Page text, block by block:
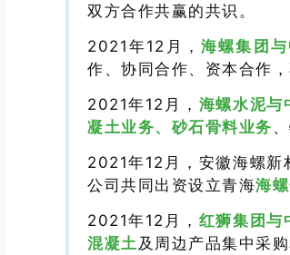
双方合作共赢的共识。
2021年12月， 海螺集团
作、协同合作、资本合作
2021年12月， 海螺水泥与
凝土业务、砂石骨料业务
2021年12月，安徽海螺新
公司共同出资设立青海海
2021年12月， 红狮集团与
混凝土 及周边产品集中采